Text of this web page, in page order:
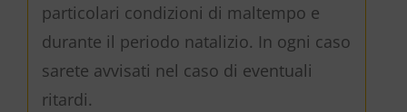
particolari condizioni di maltempo e
durante il periodo natalizio. In ogni caso
sarete avvisati nel caso di eventuali
ritardi.